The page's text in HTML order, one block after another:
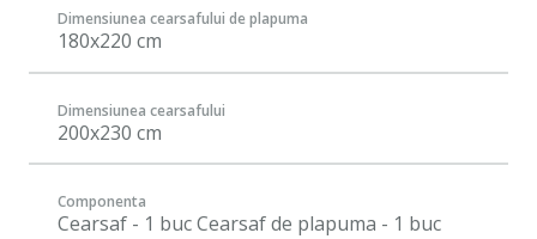
Dimensiunea cearsafului de plapuma
180x220 cm
Dimensiunea cearsafului
200x230 cm
Componenta
Cearsaf - 1 buc Cearsaf de plapuma - 1 buc